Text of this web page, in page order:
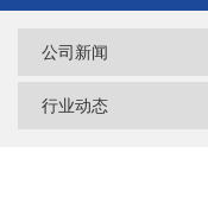
公司新闻
行业动态